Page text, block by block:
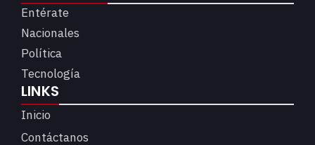
Entérate
Nacionales
Política
Tecnología
LINKS
Inicio
Contáctanos